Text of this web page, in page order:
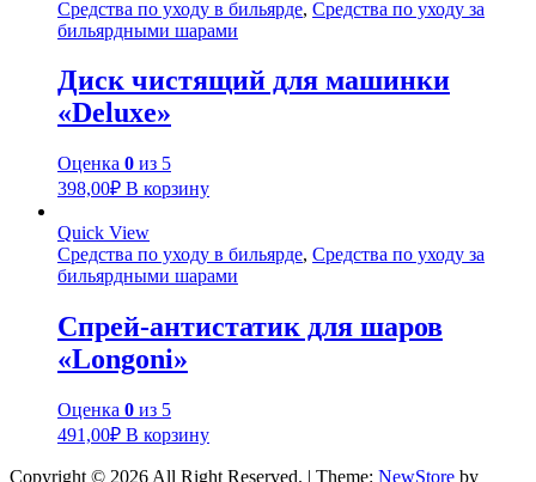
Средства по уходу в бильярде, Средства по уходу за
бильярдными шарами
Диск чистящий для машинки
«Deluxe»
Оценка 0 из 5
398,00₽ В корзину
Quick View
Средства по уходу в бильярде, Средства по уходу за
бильярдными шарами
Спрей-антистатик для шаров
«Longoni»
Оценка 0 из 5
491,00₽ В корзину
Copyright © 2026 All Right Reserved. | Theme: NewStore by